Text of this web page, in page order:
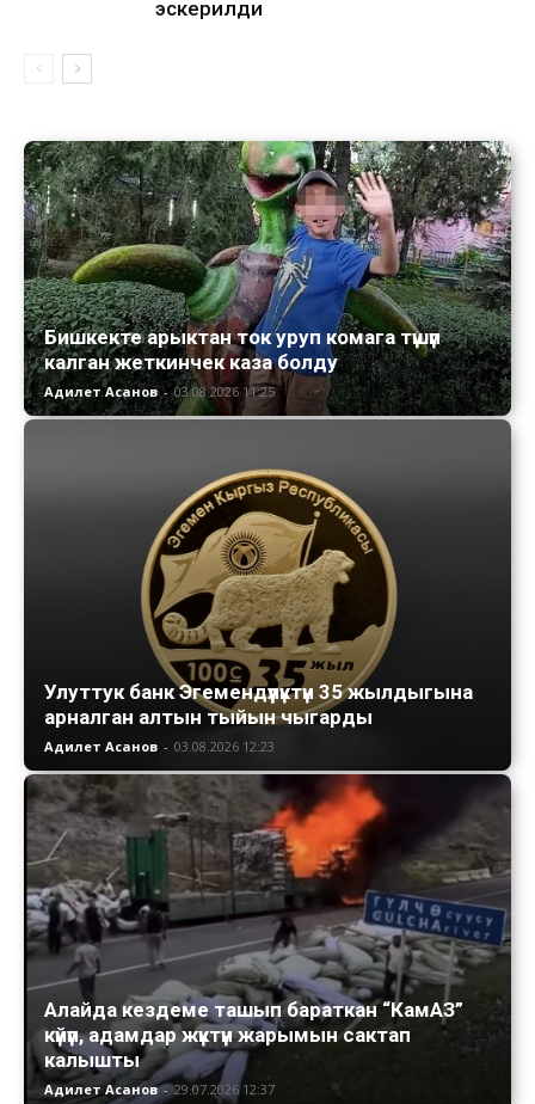
эскерилди
Бишкекте арыктан ток уруп комага түшүп
калган жеткинчек каза болду
Адилет Асанов - 03.08.2026 11:25
Улуттук банк Эгемендүүлүктүн 35 жылдыгына
арналган алтын тыйын чыгарды
Адилет Асанов - 03.08.2026 12:23
Алайда кездеме ташып бараткан “КамАЗ”
күйүп, адамдар жүктүн жарымын сактап
калышты
Адилет Асанов - 29.07.2026 12:37